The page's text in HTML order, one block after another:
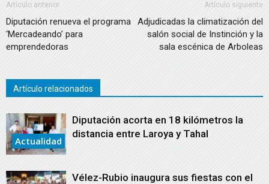
Artículo anterior
Diputación renueva el programa
‘Mercadeando’ para
emprendedoras
Artículo siguiente
Adjudicadas la climatización del
salón social de Instinción y la
sala escénica de Arboleas
Artículo relacionados
Actualidad
Diputación acorta en 18 kilómetros la
distancia entre Laroya y Tahal
Vélez-Rubio inaugura sus fiestas con el